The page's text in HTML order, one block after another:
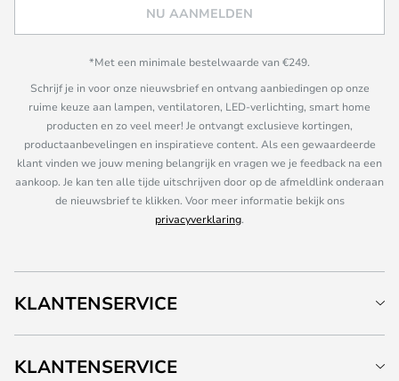
NU AANMELDEN
*Met een minimale bestelwaarde van €249.
Schrijf je in voor onze nieuwsbrief en ontvang aanbiedingen op onze
ruime keuze aan lampen, ventilatoren, LED-verlichting, smart home
producten en zo veel meer! Je ontvangt exclusieve kortingen,
productaanbevelingen en inspiratieve content. Als een gewaardeerde
klant vinden we jouw mening belangrijk en vragen we je feedback na een
aankoop. Je kan ten alle tijde uitschrijven door op de afmeldlink onderaan
de nieuwsbrief te klikken. Voor meer informatie bekijk ons
privacyverklaring.
KLANTENSERVICE
KLANTENSERVICE